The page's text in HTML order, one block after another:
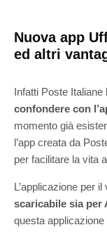
Nuova app
ed altri
Infatti Poste
confondere con
momento già
l’app creata da
per facilitare la vita
L’applicazione per
scaricabile sia per
questa